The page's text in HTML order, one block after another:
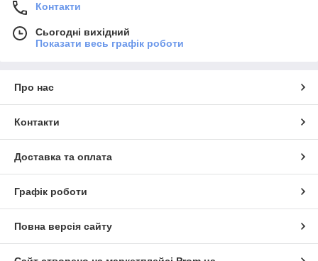
Контакти
Сьогодні вихідний
Показати весь графік роботи
Про нас
Контакти
Доставка та оплата
Графік роботи
Повна версія сайту